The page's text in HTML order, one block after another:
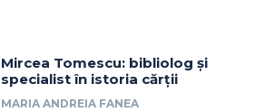
Mircea Tomescu: bibliolog și
specialist în istoria cărții
MARIA ANDREIA FANEA